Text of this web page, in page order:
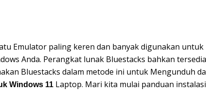
Emulator paling keren dan banyak digunakan
Anda. Perangkat lunak Bluestacks bahkan
Bluestacks dalam metode ini untuk Mengunduh
Windows 11 Laptop. Mari kita mulai panduan